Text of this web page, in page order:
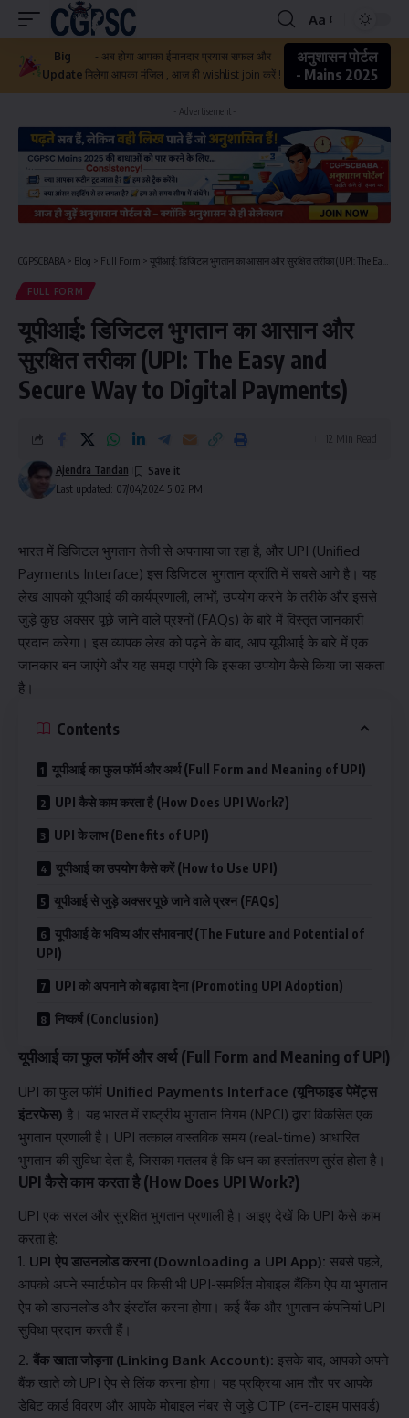
Aa
Big
Update
- अब होगा आपका ईमानदार प्रयास सफल और
मिलेगा आपका मंजिल , आज ही wishlist join करें !
अनुशासन पोर्टल
- Mains 2025
- Advertisement -
CGPSCBABA > Blog > Full Form > यूपीआई: डिजिटल भुगतान का आसान और सुरक्षित तरीका (UPI: The Easy and Secure Way to Digital Payments)
FULL FORM
यूपीआई: डिजिटल भुगतान का आसान और
सुरक्षित तरीका (UPI: The Easy and
Secure Way to Digital Payments)
Last updated: 07/04/2024 5:02 PM
Ajendra Tandan
12 Min Read
भारत में डिजिटल भुगतान तेजी से अपनाया जा रहा है, और UPI (Unified
Payments Interface) इस डिजिटल भुगतान क्रांति में सबसे आगे है। यह
लेख आपको यूपीआई की कार्यप्रणाली, लाभों, उपयोग करने के तरीके और इससे
जुड़े कुछ अक्सर पूछे जाने वाले प्रश्नों (FAQs) के बारे में विस्तृत जानकारी
प्रदान करेगा। इस व्यापक लेख को पढ़ने के बाद, आप यूपीआई के बारे में एक
जानकार बन जाएंगे और यह समझ पाएंगे कि इसका उपयोग कैसे किया जा सकता
है।
Contents
यूपीआई का फुल फॉर्म और अर्थ (Full Form and Meaning of UPI)
UPI कैसे काम करता है (How Does UPI Work?)
UPI के लाभ (Benefits of UPI)
यूपीआई का उपयोग कैसे करें (How to Use UPI)
यूपीआई से जुड़े अक्सर पूछे जाने वाले प्रश्न (FAQs)
यूपीआई के भविष्य और संभावनाएं (The Future and Potential of
UPI)
UPI को अपनाने को बढ़ावा देना (Promoting UPI Adoption)
निष्कर्ष (Conclusion)
यूपीआई का फुल फॉर्म और अर्थ (Full Form and Meaning of UPI)
UPI का फुल फॉर्म Unified Payments Interface (यूनिफाइड पेमेंट्स
इंटरफेस) है। यह भारत में राष्ट्रीय भुगतान निगम (NPCI) द्वारा विकसित एक
भुगतान प्रणाली है। UPI तत्काल वास्तविक समय (real-time) आधारित
भुगतान की सुविधा देता है, जिसका मतलब है कि धन का हस्तांतरण तुरंत होता है।
UPI कैसे काम करता है (How Does UPI Work?)
UPI एक सरल और सुरक्षित भुगतान प्रणाली है। आइए देखें कि UPI कैसे काम
करता है:
UPI ऐप डाउनलोड करना (Downloading a UPI App): सबसे पहले,
आपको अपने स्मार्टफोन पर किसी भी UPI-समर्थित मोबाइल बैंकिंग ऐप या भुगतान
ऐप को डाउनलोड और इंस्टॉल करना होगा। कई बैंक और भुगतान कंपनियां UPI
सुविधा प्रदान करती हैं।
बैंक खाता जोड़ना (Linking Bank Account): इसके बाद, आपको अपने
बैंक खाते को UPI ऐप से लिंक करना होगा। यह प्रक्रिया आम तौर पर आपके
डेबिट कार्ड विवरण और आपके मोबाइल नंबर से जुड़े OTP (वन-टाइम पासवर्ड)